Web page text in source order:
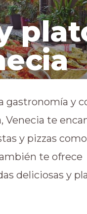
gastronomía y
Venecia te
y pizzas como
te ofrece
deliciosas y